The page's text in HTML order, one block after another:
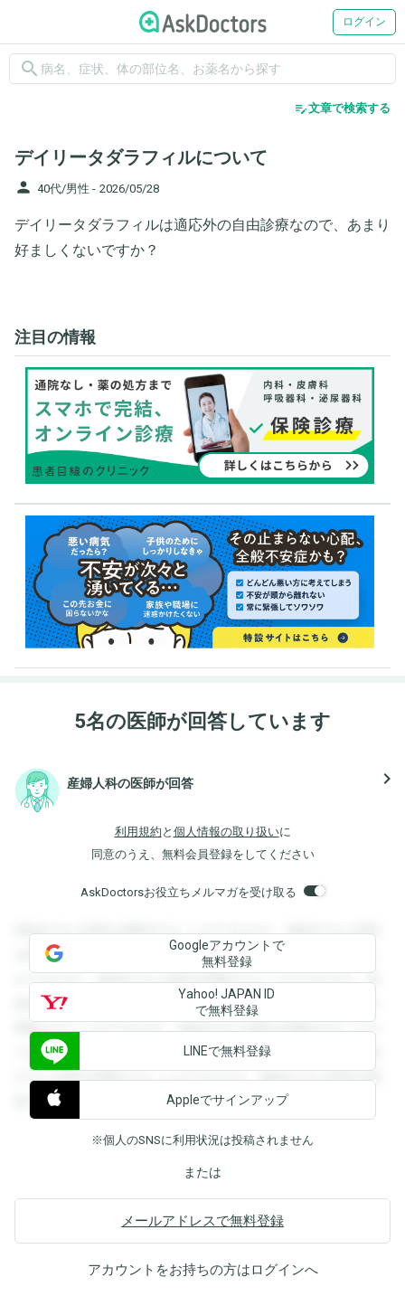
ログイン
search
edit_note文章で検索する
デイリータダラフィルについて
person 40代/男性 - 2026/05/28
デイリータダラフィルは適応外の自由診療なので、あまり
好ましくないですか？
注目の情報
5名の医師が回答しています
産婦人科の医師が回答 navigate_next
利用規約 と 個人情報の取り扱いに
同意のうえ、無料会員登録をしてください
AskDoctorsお役立ちメルマガを受け取る
登録すると回答を閲覧することができます。登録すると回答
を閲覧することができます。登録すると回答を閲覧すること
ができます。登録すると回答を閲覧することができます。登
録すると回答を閲覧することができます。登録すると回答を
閲覧することができます。登録すると回答を閲覧することが
できます。登録すると回答を閲覧することができます。登録
すると回答を閲覧することができます。登録すると回答を閲
覧することができます。
Googleアカウントで
無料登録
Yahoo! JAPAN ID
で無料登録
LINEで無料登録
Appleでサインアップ
※個人のSNSに利用状況は投稿されません
または
メールアドレスで無料登録
アカウントをお持ちの方はログインへ